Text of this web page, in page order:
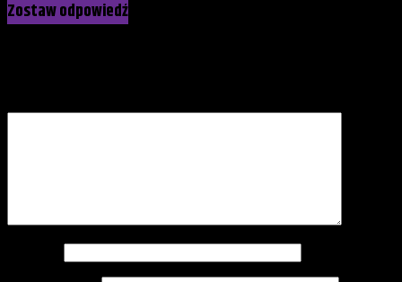
Zostaw odpowiedź